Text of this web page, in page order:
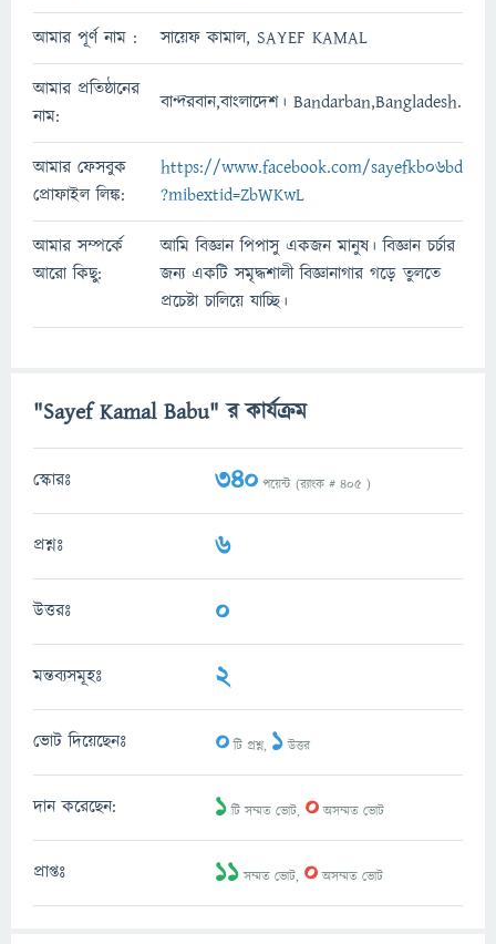
আমার পূর্ণ নাম : সায়েফ কামাল, SAYEF KAMAL
আমার প্রতিষ্ঠানের
নাম:
বান্দরবান,বাংলাদেশ। Bandarban,Bangladesh.
আমার ফেসবুক
প্রোফাইল লিঙ্ক:
https://www.facebook.com/sayefkb06bd
?mibextid=ZbWKwL
আমার সম্পর্কে
আরো কিছু:
আমি বিজ্ঞান পিপাসু একজন মানুষ। বিজ্ঞান চর্চার
জন্য একটি সমৃদ্ধশালী বিজ্ঞানাগার গড়ে তুলতে
প্রচেষ্টা চালিয়ে যাচ্ছি।
"Sayef Kamal Babu" র কার্যক্রম
স্কোরঃ 340 পয়েন্ট (র‌্যাংক # 405 )
প্রশ্নঃ 6
উত্তরঃ 0
মন্তব্যসমূহঃ 2
ভোট দিয়েছেনঃ 0টি প্রশ্ন, 1উত্তর
দান করেছেন: 1টি সম্মত ভোট, 0অসম্মত ভোট
প্রাপ্তঃ 11সম্মত ভোট, 0অসম্মত ভোট